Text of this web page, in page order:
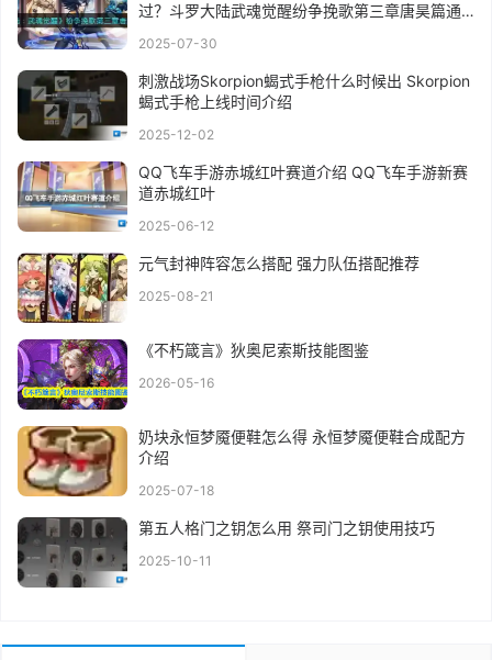
过？斗罗大陆武魂觉醒纷争挽歌第三章唐昊篇通
2025-07-30
刺激战场Skorpion蝎式手枪什么时候出 Skorpion
蝎式手枪上线时间介绍
2025-12-02
QQ飞车手游赤城红叶赛道介绍 QQ飞车手游新赛
道赤城红叶
2025-06-12
元气封神阵容怎么搭配 强力队伍搭配推荐
2025-08-21
《不朽箴言》狄奥尼索斯技能图鉴
2026-05-16
奶块永恒梦魇便鞋怎么得 永恒梦魇便鞋合成配方
介绍
2025-07-18
第五人格门之钥怎么用 祭司门之钥使用技巧
2025-10-11